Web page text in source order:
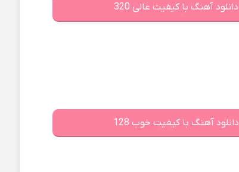
دانلود آهنگ با کیفیت عالی 320
دانلود آهنگ با کیفیت خوب 128